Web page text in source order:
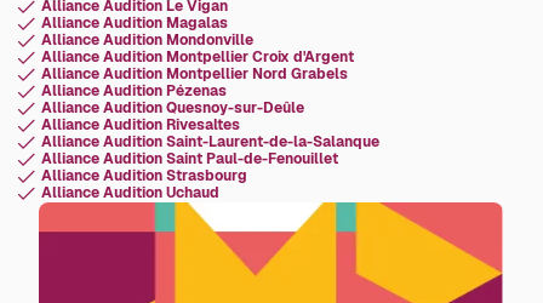
Alliance Audition Le Vigan
Alliance Audition Magalas
Alliance Audition Mondonville
Alliance Audition Montpellier Croix d'Argent
Alliance Audition Montpellier Nord Grabels
Alliance Audition Pézenas
Alliance Audition Quesnoy-sur-Deûle
Alliance Audition Rivesaltes
Alliance Audition Saint-Laurent-de-la-Salanque
Alliance Audition Saint Paul-de-Fenouillet
Alliance Audition Strasbourg
Alliance Audition Uchaud